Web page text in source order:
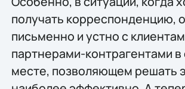
получать корреспонденцию,
письменно и устно с
партнерами-контрагентами
месте, позволяющем решать